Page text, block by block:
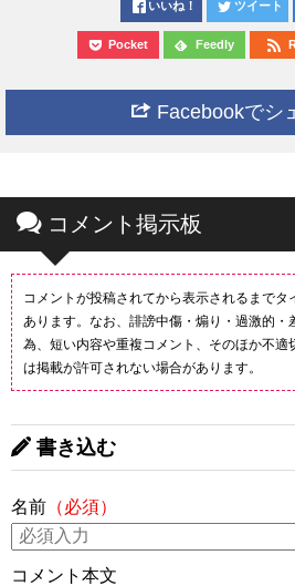
いいね！ ツイート
Pocket Feedly
Facebookでシ
コメント掲示板
コメントが投稿されてから表示されるまで
あります。なお、誹謗中傷・煽り・過激的・
為、短い内容や重複コメント、そのほか不適
は掲載が許可されない場合があります。
書き込む
名前 （必須）
コメント本文